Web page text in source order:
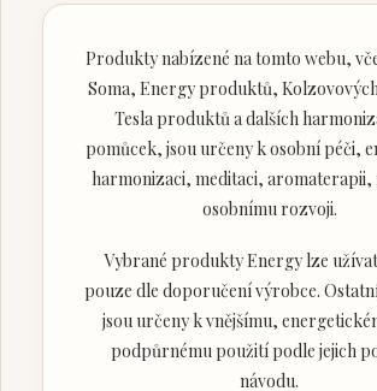
Produkty nabízené na tomto webu,
Soma, Energy produktů,
Tesla produktů a dalších
pomůcek, jsou určeny k osobní péči,
harmonizaci, meditaci, aromaterapii,
osobnímu rozvoji.
Vybrané produkty Energy lze
pouze dle doporučení výrobce.
jsou určeny k vnějšímu,
podpůrnému použití podle jejich
návodu.